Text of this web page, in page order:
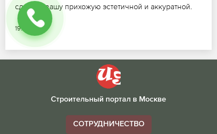
сделает вашу прихожую эстетичной и аккуратной.
19.07.2026
Строительный портал в Москве
СОТРУДНИЧЕСТВО